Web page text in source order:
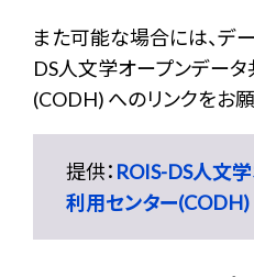
また可能な場合には、デ
DS人文学オープンデー
(CODH) へのリンクをお願
提供： ROIS-DS人文
利用センター(CODH)